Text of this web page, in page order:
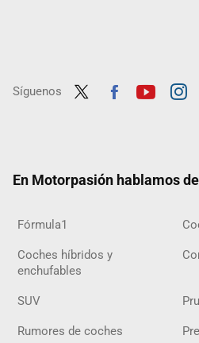
Síguenos
En Motorpasión hablamos
Fórmula1
Coches híbridos y
enchufables
SUV
Rumores de coches